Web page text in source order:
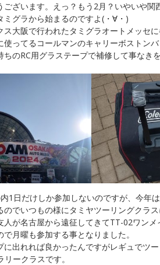
ございます。えっ？もう2月？いやいや
ミグラから始まるのですよ(・∀・)
ス大阪で行われたタミグラオートメッセ
使ってるコールマンのキャリーボストン
のRC用グラステープで補修して事なき
1日だけしか参加しないのですが、今年
のでいつもの様にタミヤツーリングクラ
人が名古屋から遠征してきてTT-02ワン
月曜も参加する事となりました。
に出れれば良かったんですがレギュでツ
ークラスです。